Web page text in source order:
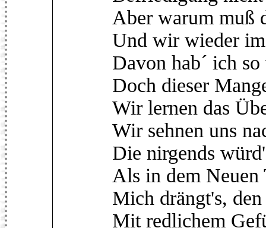
Aber warum muß
Und wir wieder
Davon hab´ ich
Doch dieser
Wir lernen das
Wir sehnen uns
Die nirgends
Als in dem Neuen
Mich drängt's,
Mit redlichem